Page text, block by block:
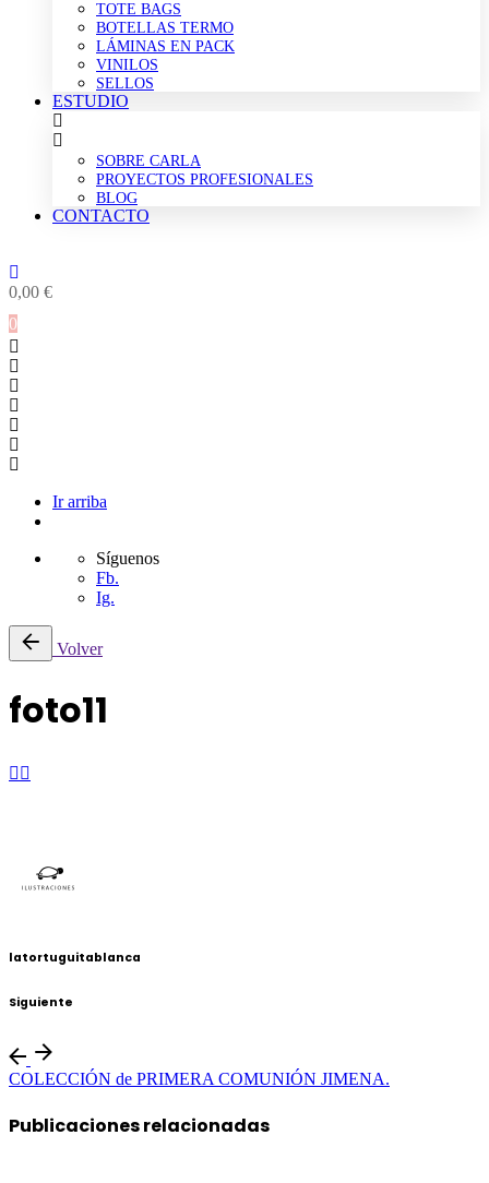
TOTE BAGS
BOTELLAS TERMO
LÁMINAS EN PACK
VINILOS
SELLOS
ESTUDIO
SOBRE CARLA
PROYECTOS PROFESIONALES
BLOG
CONTACTO
0,00 €
0
Ir arriba
Síguenos
Fb.
Ig.
Saltar
Volver
foto11
latortuguitablanca
Siguiente
COLECCIÓN de PRIMERA COMUNIÓN JIMENA.
Publicaciones relacionadas